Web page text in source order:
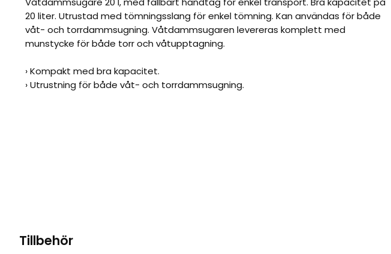
20 liter. Utrustad med tömningsslang för enkel tömning. Kan användas för både
våt- och torrdammsugning. Våtdammsugaren levereras komplett med
munstycke för både torr och våtupptagning.
› Kompakt med bra kapacitet.
› Utrustning för både våt- och torrdammsugning.
Tillbehör